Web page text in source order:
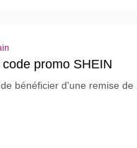
promo SHEIN
bénéficier d'une remise de